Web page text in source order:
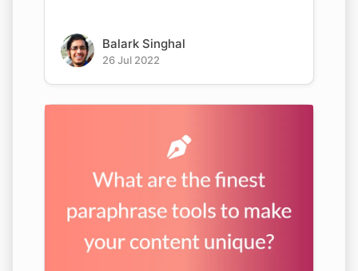
Balark Singhal
26 Jul 2022